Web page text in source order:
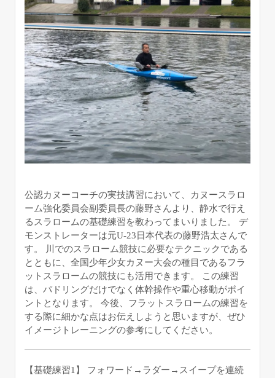
公認カヌーコーチの実技講習において、カヌースラロ
ーム強化委員会副委員長の藤野さんより、静水で行え
るスラロームの基礎練習を教わってまいりました。 デ
モンストレーターは元U-23日本代表の藤野浩太さんで
す。 川でのスラローム競技に必要なテクニックである
とともに、全国少年少女カヌー大会の種目であるフラ
ットスラロームの競技にも活用できます。 この練習
は、パドリングだけでなく体幹操作や重心移動がポイ
ントとなります。 今後、フラットスラロームの練習を
する際に細かな点はお伝えしようと思いますが、ぜひ
イメージトレーニングの参考にしてください。
【基礎練習1】 フォワード→ラダー→スイープを連続